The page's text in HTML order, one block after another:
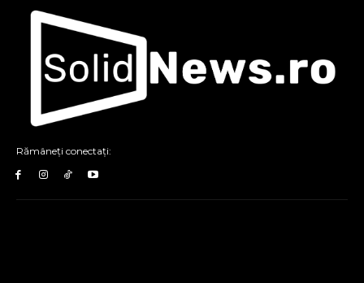
Rămâneți conectați: